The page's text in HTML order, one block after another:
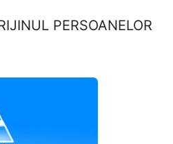
PERSOANELOR